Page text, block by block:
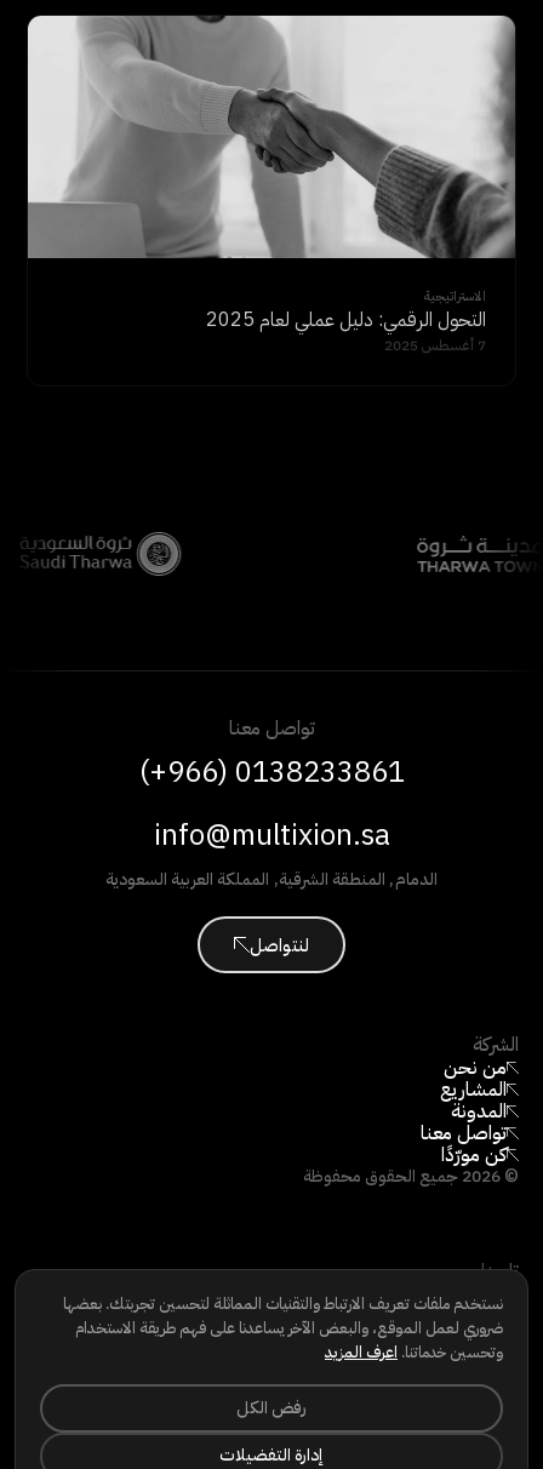
الاستراتيجية
التحول الرقمي: دليل عملي لعام 2025
7 أغسطس 2025
الشركة
من نحن
المشاريع
المدونة
تواصل معنا
كن مورّدًا
©
2026جميع الحقوق محفوظة
تواصل معنا
(+966) 0138233861
info@multixion.sa
الدمام, المنطقة الشرقية, المملكة العربية السعودية
لنتواصل
تابعنا
LINKEDIN
INSTAGRAM
FACEBOOK
سياسة الخصوصية|سياسة ملفات تعريف الارتباط
حقوق الخصوصية
نستخدم ملفات تعريف الارتباط والتقنيات المماثلة لتحسين تجربتك. بعضها
ضروري لعمل الموقع، والبعض الآخر يساعدنا على فهم طريقة الاستخدام
وتحسين خدماتنا. اعرف المزيد
رفض الكل
إدارة التفضيلات